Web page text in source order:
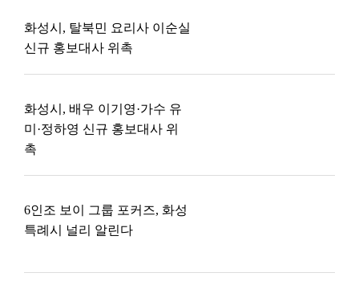
화성시, 탈북민 요리사 이순실
신규 홍보대사 위촉
화성시, 배우 이기영·가수 유
미·정하영 신규 홍보대사 위
촉
6인조 보이 그룹 포커즈, 화성
특례시 널리 알린다